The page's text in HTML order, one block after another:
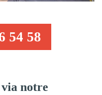
54 58
notre